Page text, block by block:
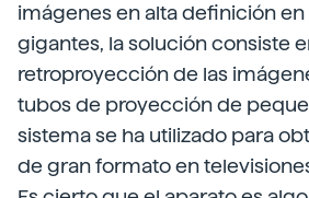
imágenes en alta definición en
gigantes, la solución consiste
retroproyección de las
tubos de proyección de
sistema se ha utilizado para
de gran formato en